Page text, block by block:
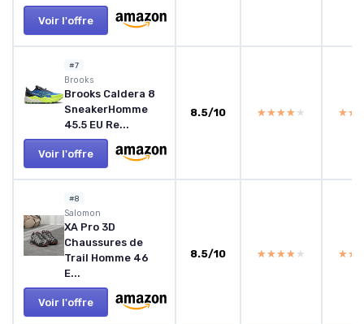
Voir l'offre
#7
Brooks
Brooks Caldera 8
SneakerHomme
45.5 EU Re...
Voir l'offre
8.5/10 ★★★★★
★★★★★
#8
Salomon
XA Pro 3D
Chaussures de
Trail Homme 46
E...
Voir l'offre
8.5/10 ★★★★★
★★★★★